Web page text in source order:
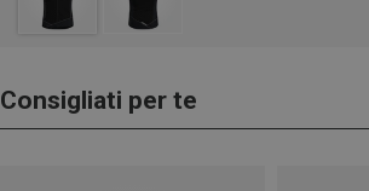
Consigliati per te